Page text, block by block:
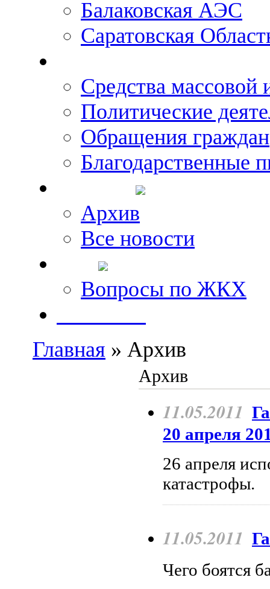
Балаковская АЭС
Саратовская
Средства
Политические
Обращения граждан
Благодарственные
Архив
Все новости
Вопросы по ЖКХ
Главная » Архив
Архив
11.05.2011
20 апреля
26 апреля
катастрофы.
11.05.2011
Чего боятся